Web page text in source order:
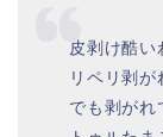
皮剥け酷
リペリ剥が
でも剥がれ